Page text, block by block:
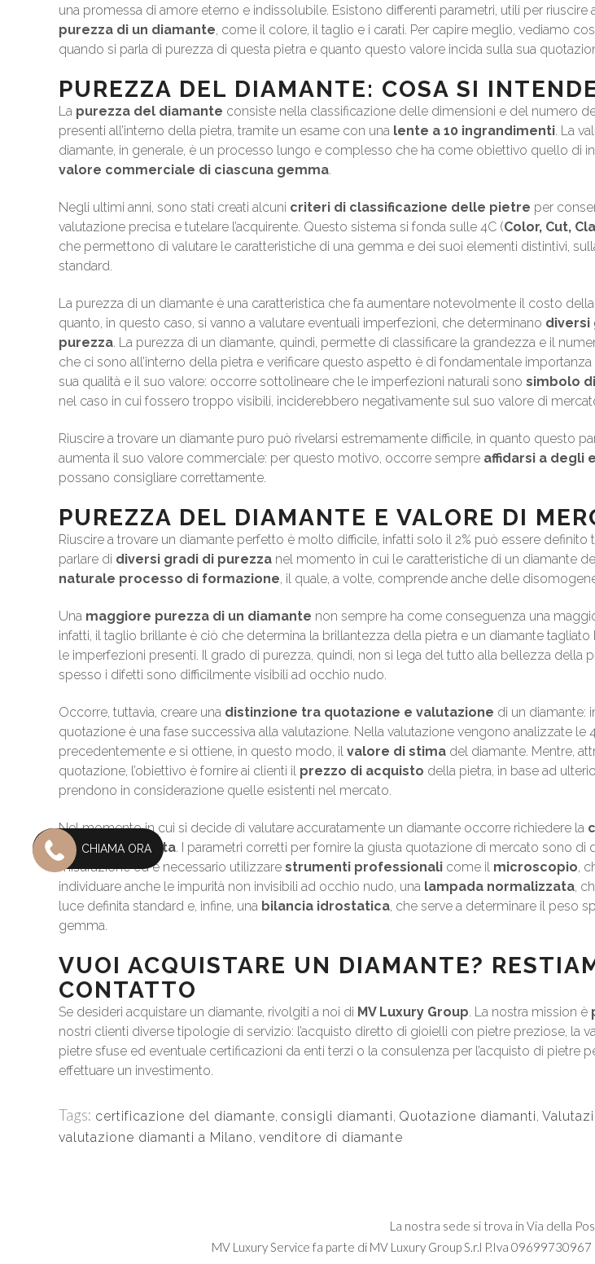
una promessa di amore eterno e indissolubile. Esistono differenti parametri, utili per riuscire
purezza di un diamante, come il colore, il taglio e i carati. Per capire meglio, vediamo
quando si parla di purezza di questa pietra e quanto questo valore incida sulla sua
PUREZZA DEL DIAMANTE: COSA SI
La purezza del diamante consiste nella classificazione delle dimensioni e del numero
presenti all’interno della pietra, tramite un esame con una lente a 10 ingrandimenti. La
diamante, in generale, è un processo lungo e complesso che ha come obiettivo quello di
valore commerciale di ciascuna gemma.
Negli ultimi anni, sono stati creati alcuni criteri di classificazione delle pietre per
valutazione precisa e tutelare l’acquirente. Questo sistema si fonda sulle 4C (Color, Cut,
che permettono di valutare le caratteristiche di una gemma e dei suoi elementi distintivi,
standard.
La purezza di un diamante è una caratteristica che fa aumentare notevolmente il costo
quanto, in questo caso, si vanno a valutare eventuali imperfezioni, che determinano diversi
purezza. La purezza di un diamante, quindi, permette di classificare la grandezza e il
che ci sono all’interno della pietra e verificare questo aspetto è di fondamentale
sua qualità e il suo valore: occorre sottolineare che le imperfezioni naturali sono simbolo
nel caso in cui fossero troppo visibili, inciderebbero negativamente sul suo valore di
Riuscire a trovare un diamante puro può rivelarsi estremamente difficile, in quanto questo
aumenta il suo valore commerciale: per questo motivo, occorre sempre affidarsi a degli
possano consigliare correttamente.
PUREZZA DEL DIAMANTE E VALORE DI
Riuscire a trovare un diamante perfetto è molto difficile, infatti solo il 2% può essere definito
parlare di diversi gradi di purezza nel momento in cui le caratteristiche di un diamante
naturale processo di formazione, il quale, a volte, comprende anche delle
Una maggiore purezza di un diamante non sempre ha come conseguenza una
infatti, il taglio brillante è ciò che determina la brillantezza della pietra e un diamante
le imperfezioni presenti. Il grado di purezza, quindi, non si lega del tutto alla bellezza della
spesso i difetti sono difficilmente visibili ad occhio nudo.
Occorre, tuttavia, creare una distinzione tra quotazione e valutazione di un diamante:
quotazione è una fase successiva alla valutazione. Nella valutazione vengono analizzate le
precedentemente e si ottiene, in questo modo, il valore di stima del diamante. Mentre,
quotazione, l’obiettivo è fornire ai clienti il prezzo di acquisto della pietra, in base ad
prendono in considerazione quelle esistenti nel mercato.
Nel momento in cui si decide di valutare accuratamente un diamante occorre richiedere la
un professionista. I parametri corretti per fornire la giusta quotazione di mercato sono di
misurazione ed è necessario utilizzare strumenti professionali come il microscopio,
individuare anche le impurità non invisibili ad occhio nudo, una lampada normalizzata,
luce definita standard e, infine, una bilancia idrostatica, che serve a determinare il peso
gemma.
VUOI ACQUISTARE UN DIAMANTE?
CONTATTO
Se desideri acquistare un diamante, rivolgiti a noi di MV Luxury Group. La nostra mission è
nostri clienti diverse tipologie di servizio: l’acquisto diretto di gioielli con pietre preziose, la
pietre sfuse ed eventuale certificazioni da enti terzi o la consulenza per l’acquisto di pietre
effettuare un investimento.
Tags: certificazione del diamante, consigli diamanti, Quotazione diamanti,
valutazione diamanti a Milano, venditore di diamante
La nostra sede si trova in Via della
MV Luxury Service fa parte di MV Luxury Group S.r.l P.Iva 09699730967
CHIAMA ORA